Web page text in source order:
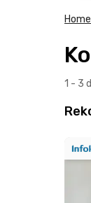
Home
1 - 3